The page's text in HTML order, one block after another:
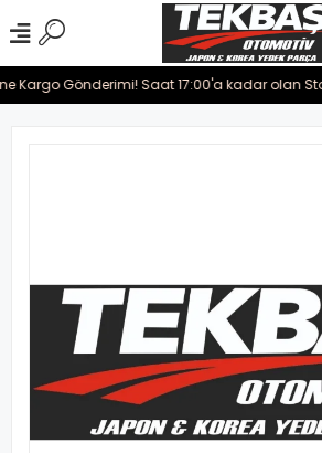
Kargo Gönderimi! Saat 17:00'a kadar olan